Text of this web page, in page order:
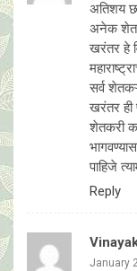
अतिशय
अनेक
खरंतर हे
सर्व
खरंतर ही
शेतकरी
पाहिजे
Reply
January